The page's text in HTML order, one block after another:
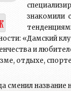
знакомили
«Дамский
и
отдыхе,
сменил название